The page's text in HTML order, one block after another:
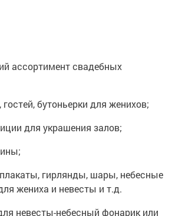
ассортимент свадебных
бутоньерки для женихов;
для украшения залов;
гирлянды, шары, небесные
жениха и невесты и т.д.
невесты-небесный фонарик или